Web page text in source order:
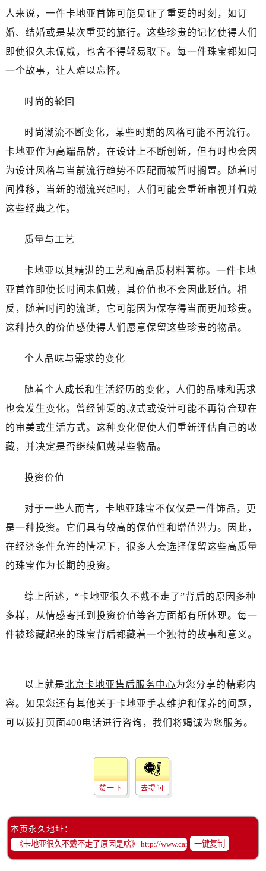
人来说，一件卡地亚首饰可能见证了重要的时刻，如订
婚、结婚或是某次重要的旅行。这些珍贵的记忆使得人们
即使很久未佩戴，也舍不得轻易取下。每一件珠宝都如同
一个故事，让人难以忘怀。
时尚的轮回
时尚潮流不断变化，某些时期的风格可能不再流行。
卡地亚作为高端品牌，在设计上不断创新，但有时也会因
为设计风格与当前流行趋势不匹配而被暂时搁置。随着时
间推移，当新的潮流兴起时，人们可能会重新审视并佩戴
这些经典之作。
质量与工艺
卡地亚以其精湛的工艺和高品质材料著称。一件卡地
亚首饰即使长时间未佩戴，其价值也不会因此贬值。相
反，随着时间的流逝，它可能因为保存得当而更加珍贵。
这种持久的价值感使得人们愿意保留这些珍贵的物品。
个人品味与需求的变化
随着个人成长和生活经历的变化，人们的品味和需求
也会发生变化。曾经钟爱的款式或设计可能不再符合现在
的审美或生活方式。这种变化促使人们重新评估自己的收
藏，并决定是否继续佩戴某些物品。
投资价值
对于一些人而言，卡地亚珠宝不仅仅是一件饰品，更
是一种投资。它们具有较高的保值性和增值潜力。因此，
在经济条件允许的情况下，很多人会选择保留这些高质量
的珠宝作为长期的投资。
综上所述，“卡地亚很久不戴不走了”背后的原因多种
多样，从情感寄托到投资价值等各方面都有所体现。每一
件被珍藏起来的珠宝背后都藏着一个独特的故事和意义。
以上就是北京卡地亚售后服务中心为您分享的精彩内
容。如果您还有其他关于卡地亚手表维护和保养的问题，
可以拨打页面400电话进行咨询，我们将竭诚为您服务。
赞一下 去提问
本页永久地址：
一键复制